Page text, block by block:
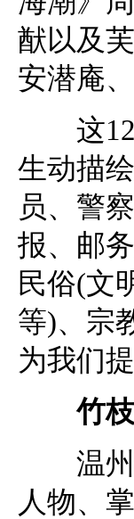
猷以及
安潜庵
这124
生动描
员、警
报、邮
民俗(文
等)、宗
为我们
竹
温州
人物、